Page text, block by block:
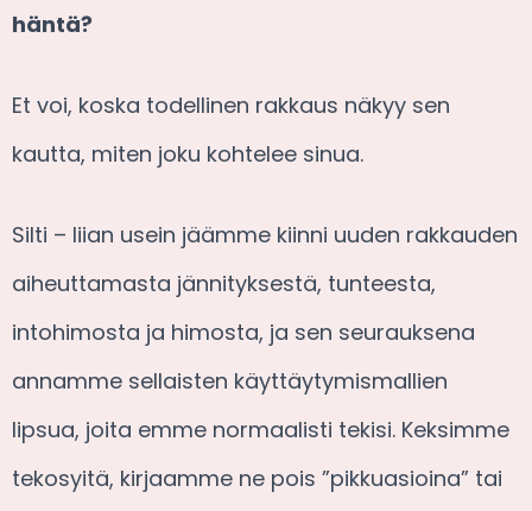
häntä?
Et voi, koska todellinen rakkaus näkyy sen
kautta, miten joku kohtelee sinua.
Silti – liian usein jäämme kiinni uuden rakkauden
aiheuttamasta jännityksestä, tunteesta,
intohimosta ja himosta, ja sen seurauksena
annamme sellaisten käyttäytymismallien
lipsua, joita emme normaalisti tekisi. Keksimme
tekosyitä, kirjaamme ne pois ”pikkuasioina” tai